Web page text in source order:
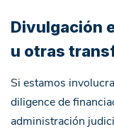
Divulgación
u otras
Si estamos
diligence de
administración